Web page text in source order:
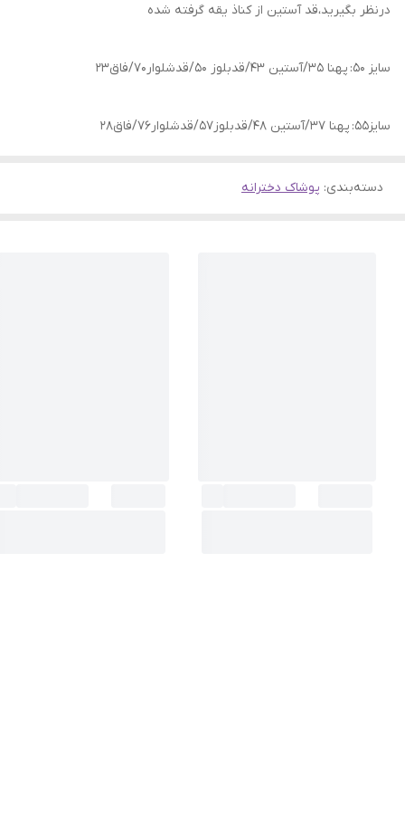
درنظر بگیرید،قد آستین از کناذ یقه گرفته شده
سایز 50: پهنا 35/آستین 43/قدبلوز 50/قدشلوار70/فاق23
سایز55: پهنا 37/آستین 48/قدبلوز57/قدشلوار76/فاق28
دسته‌بندی: پوشاک دخترانه